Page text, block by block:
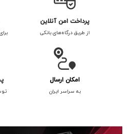
پرداخت امن آنلاین
از طریق درگاه‌های بانکی
امکان ارسال
به سراسر ایران